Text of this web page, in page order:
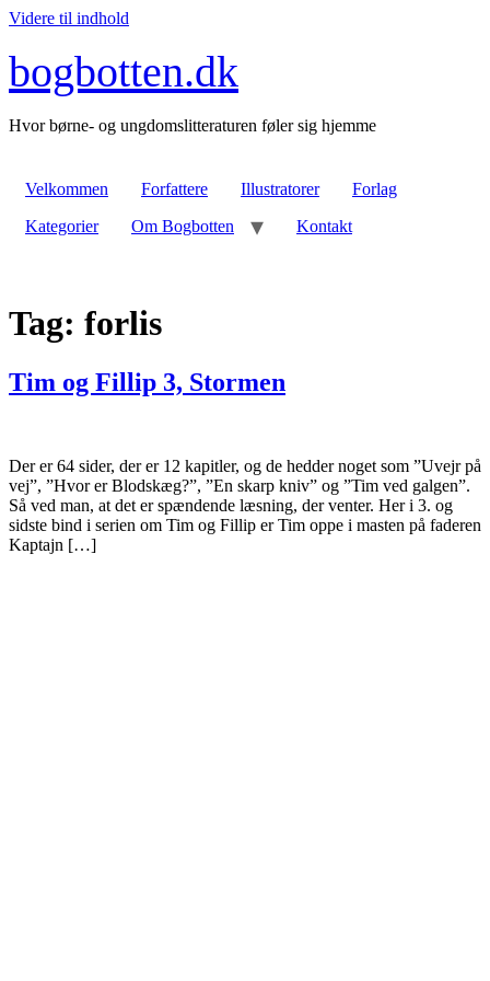
Videre til indhold
bogbotten.dk
Hvor børne- og ungdomslitteraturen føler sig hjemme
Velkommen Forfattere Illustratorer
Forlag
Kategorier
Om Bogbotten Kontakt
Tag: forlis
Tim og Fillip 3, Stormen
Der er 64 sider, der er 12 kapitler, og de hedder noget som ”Uvejr på
vej”, ”Hvor er Blodskæg?”, ”En skarp kniv” og ”Tim ved galgen”.
Så ved man, at det er spændende læsning, der venter. Her i 3. og
sidste bind i serien om Tim og Fillip er Tim oppe i masten på faderen
Kaptajn […]